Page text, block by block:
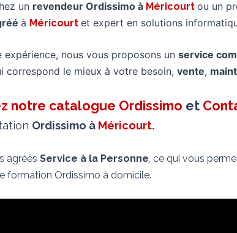
un revendeur Ordissimo à Méricourt ou un
à Méricourt et expert en solutions
expérience, nous vous proposons un service
correspond le mieux à votre besoin, vente,
notre catalogue Ordissimo et
Ordissimo à Méricourt.
agréés Service à la Personne , ce qui vous
formation Ordissimo à domicile.